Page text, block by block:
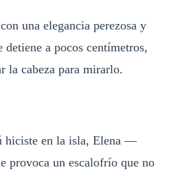
una elegancia perezosa y
detiene a pocos centímetros,
la cabeza para mirarlo.
hiciste en la isla, Elena —
provoca un escalofrío que no